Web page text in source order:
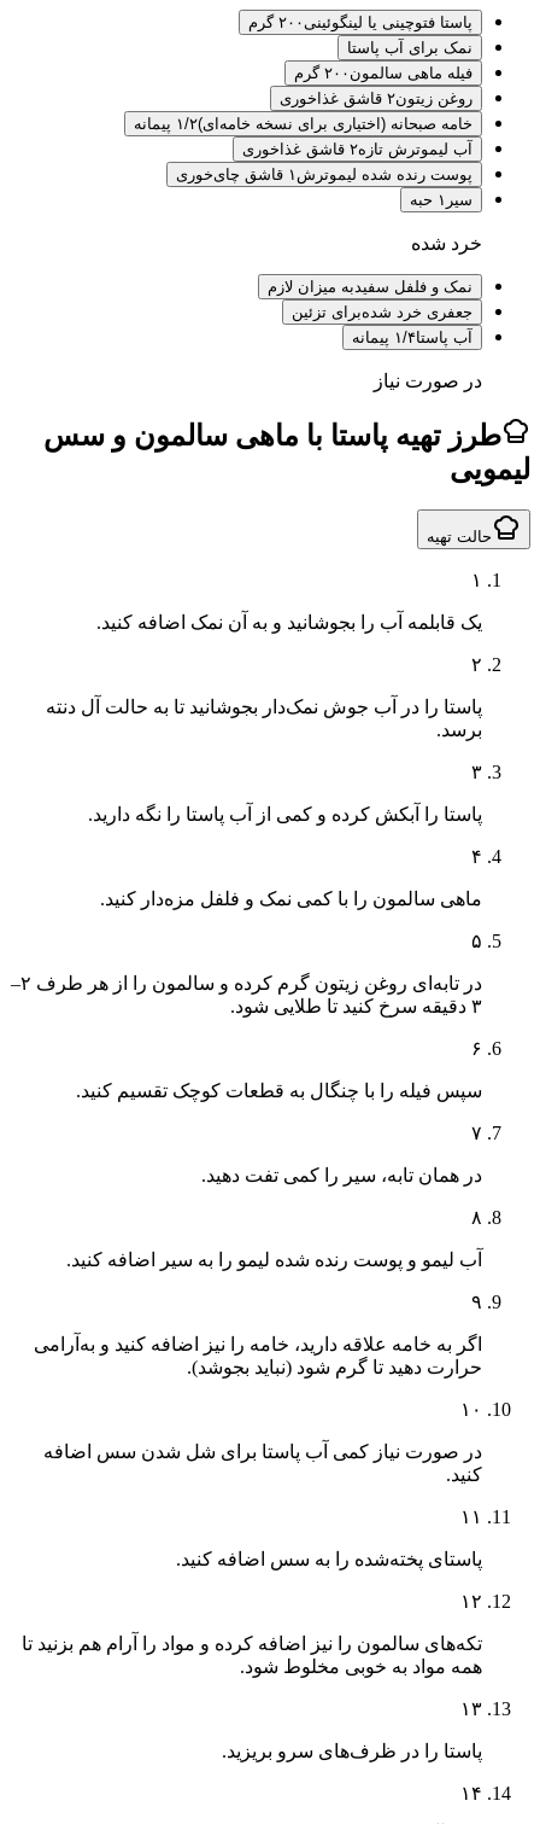
پاستا فتوچینی یا لینگوئینی ۲۰۰ گرم
نمک برای آب پاستا
فیله ماهی سالمون ۲۰۰ گرم
روغن زیتون۲ قاشق غذاخوری
خامه صبحانه (اختیاری برای نسخه خامه‌ای) ۱/۲ پیمانه
آب لیموترش تازه۲ قاشق غذاخوری
پوست رنده شده لیموترش۱ قاشق چای‌خوری
۱ حبه
خرد شده
نمک و فلفل سفیدبه میزان لازم
جعفری خرد شدهبرای تزئین
آب پاستا
۱/۴ پیمانه
در صورت نیاز
تهیه پاستا با ماهی سالمون و سس
تهیه
یک قابلمه آب را بجوشانید و به آن نمک اضافه کنید.
پاستا را در آب جوش نمک‌دار بجوشانید تا به حالت آل دنته
پاستا را آبکش کرده و کمی از آب پاستا را نگه دارید.
ماهی سالمون را با کمی نمک و فلفل مزه‌دار کنید.
در تابه‌ای روغن زیتون گرم کرده و سالمون را از هر طرف ۲–
سپس فیله را با چنگال به قطعات کوچک تقسیم کنید.
در همان تابه، سیر را کمی تفت دهید.
آب لیمو و پوست رنده شده لیمو را به سیر اضافه کنید.
اگر به خامه علاقه دارید، خامه را نیز اضافه کنید و به‌آرامی
حرارت دهید تا گرم شود (نباید بجوشد).
در صورت نیاز کمی آب پاستا برای شل شدن سس اضافه
پاستای پخته‌شده را به سس اضافه کنید.
تکه‌های سالمون را نیز اضافه کرده و مواد را آرام هم بزنید تا
همه مواد به خوبی مخلوط شود.
پاستا را در ظرف‌های سرو بریزید.